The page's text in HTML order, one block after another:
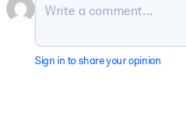
Sign in to share your opinion